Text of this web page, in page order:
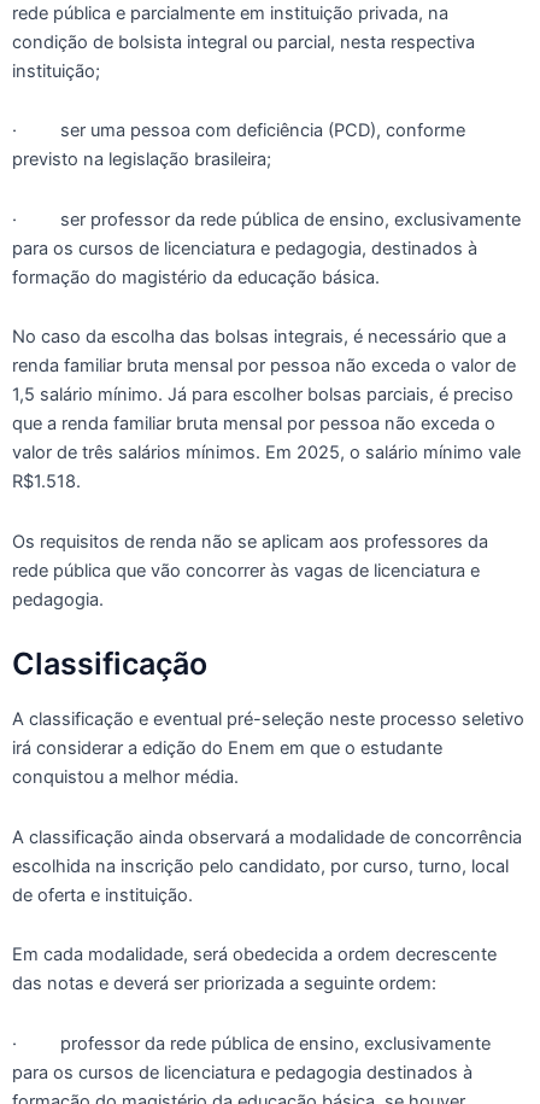
rede pública e parcialmente em instituição privada, na
condição de bolsista integral ou parcial, nesta respectiva
instituição;
· ser uma pessoa com deficiência (PCD), conforme
previsto na legislação brasileira;
· ser professor da rede pública de ensino, exclusivamente
para os cursos de licenciatura e pedagogia, destinados à
formação do magistério da educação básica.
No caso da escolha das bolsas integrais, é necessário que a
renda familiar bruta mensal por pessoa não exceda o valor de
1,5 salário mínimo. Já para escolher bolsas parciais, é preciso
que a renda familiar bruta mensal por pessoa não exceda o
valor de três salários mínimos. Em 2025, o salário mínimo vale
R$1.518.
Os requisitos de renda não se aplicam aos professores da
rede pública que vão concorrer às vagas de licenciatura e
pedagogia.
Classificação
A classificação e eventual pré-seleção neste processo seletivo
irá considerar a edição do Enem em que o estudante
conquistou a melhor média.
A classificação ainda observará a modalidade de concorrência
escolhida na inscrição pelo candidato, por curso, turno, local
de oferta e instituição.
Em cada modalidade, será obedecida a ordem decrescente
das notas e deverá ser priorizada a seguinte ordem:
· professor da rede pública de ensino, exclusivamente
para os cursos de licenciatura e pedagogia destinados à